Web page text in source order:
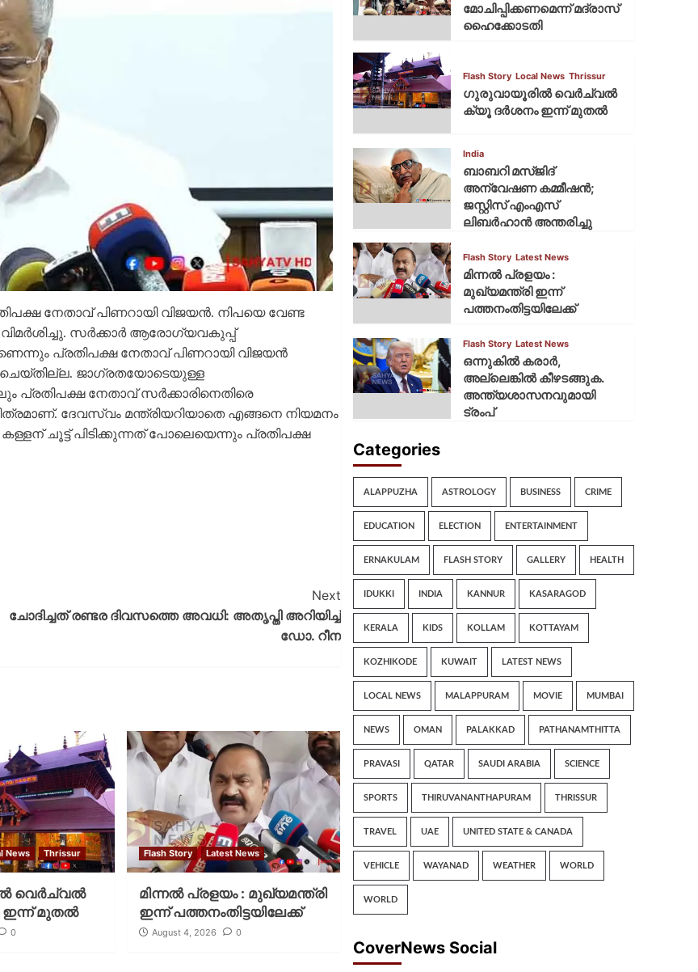
നേതാവ് പിണറായി വിജയൻ. നിപയെ വേണ്ട
സർക്കാർ ആരോ​ഗ്യവകുപ്പ്
പ്രതിപക്ഷ നേതാവ് പിണറായി വിജയൻ
ജാ​ഗ്രതയോടെയുള്ള
പ്രതിപക്ഷ നേതാവ് സർക്കാരിനെതിരെ
ദേവസ്വം മന്ത്രിയറിയാതെ എങ്ങനെ നിയമനം
ചൂട്ട് പിടിക്കുന്നത് പോലെയെന്നും പ്രതിപക്ഷ
Next
ചോദിച്ചത് രണ്ടര ദിവസത്തെ അവധി: അതൃപ്തി അറിയിച്ച്
ഡോ. റീന
News Thrissur
വെര്‍ച്വല്‍
ഇന്ന് മുതല്‍
0
Flash Story Latest News
മിന്നല്‍ പ്രളയം : മുഖ്യമന്ത്രി
ഇന്ന് പത്തനംതിട്ടയിലേക്ക്
August 4, 2026 0
മോചിപ്പിക്കണമെന്ന് മദ്രാസ്
ഹൈക്കോടതി
Flash Story Local News Thrissur
ഗുരുവായൂരില്‍ വെര്‍ച്വല്‍
ക്യൂ ദര്‍ശനം ഇന്ന് മുതല്‍
India
ബാബറി മസ്ജിദ്
അന്വേഷണ കമ്മീഷന്‍;
ജസ്റ്റിസ് എംഎസ്
ലിബര്‍ഹാന്‍ അന്തരിച്ചു
Flash Story Latest News
മിന്നല്‍ പ്രളയം :
മുഖ്യമന്ത്രി ഇന്ന്
പത്തനംതിട്ടയിലേക്ക്
Flash Story Latest News
ഒന്നുകില്‍ കരാര്‍,
അല്ലെങ്കില്‍ കീഴടങ്ങുക.
അന്ത്യശാസനവുമായി
ട്രംപ്
Categories
ALAPPUZHA ASTROLOGY BUSINESS CRIME
EDUCATION ELECTION ENTERTAINMENT
ERNAKULAM FLASH STORY GALLERY HEALTH
IDUKKI INDIA KANNUR KASARAGOD
KERALA KIDS KOLLAM KOTTAYAM
KOZHIKODE KUWAIT LATEST NEWS
LOCAL NEWS MALAPPURAM MOVIE MUMBAI
NEWS OMAN PALAKKAD PATHANAMTHITTA
PRAVASI QATAR SAUDI ARABIA SCIENCE
SPORTS THIRUVANANTHAPURAM THRISSUR
TRAVEL UAE UNITED STATE & CANADA
VEHICLE WAYANAD WEATHER WORLD
WORLD
CoverNews Social